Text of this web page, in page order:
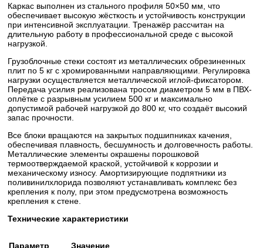
Каркас выполнен из стального профиля 50×50 мм, что
обеспечивает высокую жёсткость и устойчивость конструкции
при интенсивной эксплуатации. Тренажёр рассчитан на
длительную работу в профессиональной среде с высокой
нагрузкой.
Грузоблочные стеки состоят из металлических обрезиненных
плит по 5 кг с хромированными направляющими. Регулировка
нагрузки осуществляется металлической иглой-фиксатором.
Передача усилия реализована тросом диаметром 5 мм в ПВХ-
оплётке с разрывным усилием 500 кг и максимально
допустимой рабочей нагрузкой до 800 кг, что создаёт высокий
запас прочности.
Все блоки вращаются на закрытых подшипниках качения,
обеспечивая плавность, бесшумность и долговечность работы.
Металлические элементы окрашены порошковой
термоотверждаемой краской, устойчивой к коррозии и
механическому износу. Амортизирующие подпятники из
поливинилхлорида позволяют устанавливать комплекс без
крепления к полу, при этом предусмотрена возможность
крепления к стене.
Технические характеристики
Параметр Значение